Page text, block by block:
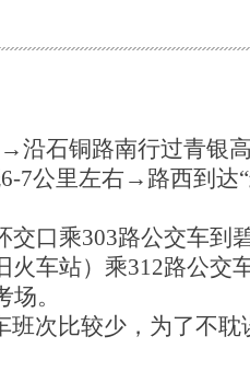
→沿石铜路南行过青银
6-7公里左右→ 路西到达
交口乘303路公交车到
火车站）乘312路公交
。
班次比较少，为了不